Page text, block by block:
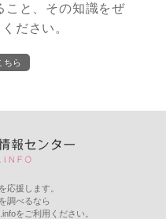
こと、その知識をぜ
ださい。
ちら
応援します。
調べるなら
をご利用ください。